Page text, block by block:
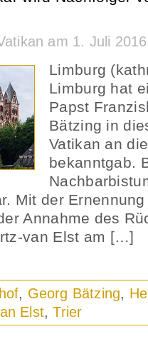
am 1. Juli
Limburg
Limburg hat
Papst
Bätzing in
Vatikan an
bekanntgab.
Mit der
Annahme des
van Elst am […]
, Georg Bätzing,
Elst,Trier